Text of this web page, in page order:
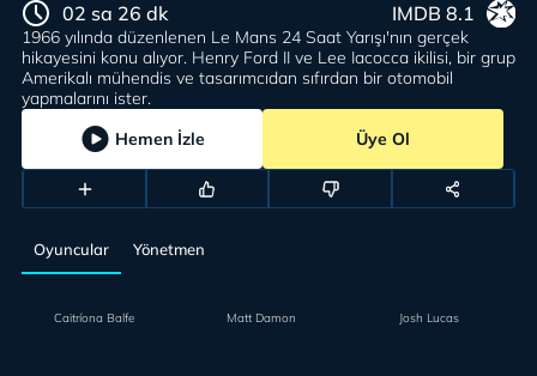
1966 yılında düzenlenen Le Mans 24 Saat Yarışı'nın gerçek
hikayesini konu alıyor. Henry Ford II ve Lee Iacocca ikilisi, bir grup
Amerikalı mühendis ve tasarımcıdan sıfırdan bir otomobil
yapmalarını ister.
02 sa 26 dk IMDB 8.1
Hemen İzle Üye Ol
Oyuncular Yönetmen
Caitríona Balfe Matt Damon Josh Lucas